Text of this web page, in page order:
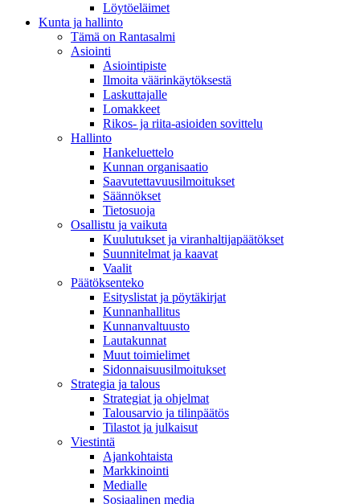
Löytöeläimet
Kunta ja hallinto
Tämä on Rantasalmi
Asiointi
Asiointipiste
Ilmoita väärinkäytöksestä
Laskuttajalle
Lomakkeet
Rikos- ja riita-asioiden sovittelu
Hallinto
Hankeluettelo
Kunnan organisaatio
Saavutettavuusilmoitukset
Säännökset
Tietosuoja
Osallistu ja vaikuta
Kuulutukset ja viranhaltijapäätökset
Suunnitelmat ja kaavat
Vaalit
Päätöksenteko
Esityslistat ja pöytäkirjat
Kunnanhallitus
Kunnanvaltuusto
Lautakunnat
Muut toimielimet
Sidonnaisuusilmoitukset
Strategia ja talous
Strategiat ja ohjelmat
Talousarvio ja tilinpäätös
Tilastot ja julkaisut
Viestintä
Ajankohtaista
Markkinointi
Medialle
Sosiaalinen media